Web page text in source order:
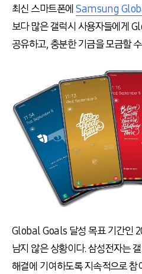
최신 스마트폰에Samsung
보다 많은 갤럭시 사용자들에게
공유하고, 충분한 기금을 모금할
Global Goals 달성 목표 기간인
남지 않은 상황이다. 삼성전자는
해결에 기여하도록 지속적으로 참